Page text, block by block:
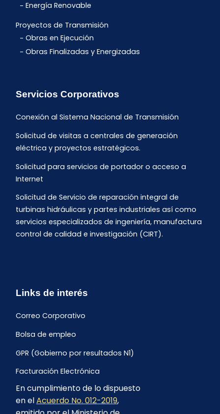
Energía Renovable
Proyectos de Transmisión
Obras en Ejecución
Obras Finalizadas y Energizadas
Servicios Corporativos
Conexión al Sistema Nacional de Transmisión
Solicitud de visitas a centrales de generación
eléctrica y proyectos estratégicos.
Solicitud para servicios de portador o acceso a
Internet
Solicitud de Servicio de reparación integral de
turbinas hidráulicas y partes industriales así como
servicios especializados de ingeniería, manufactura
control de calidad e investigación (CIRT).
Links de interés
Correo Corporativo
Bolsa de empleo
GPR (Gobierno por resultados N1)
Facturación Electrónica
Archivo Histórico de Facturación
Portal Ambiental y Social
En cumplimiento de lo dispuesto
en elAcuerdo No. 012-2019,